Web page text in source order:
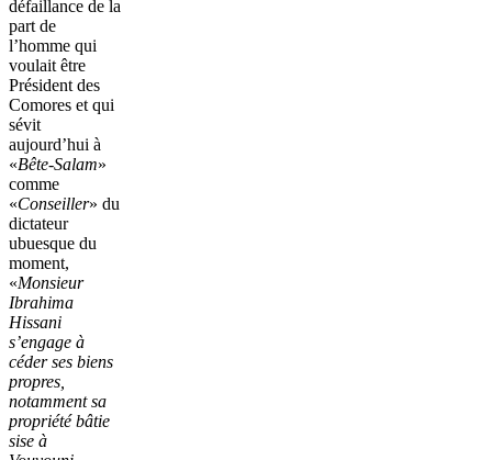
défaillance de la
part de
l’homme qui
voulait être
Président des
Comores et qui
sévit
aujourd’hui à
«Bête-Salam»
comme
«Conseiller» du
dictateur
ubuesque du
moment,
«Monsieur
Ibrahima
Hissani
s’engage à
céder ses biens
propres,
notamment sa
propriété bâtie
sise à